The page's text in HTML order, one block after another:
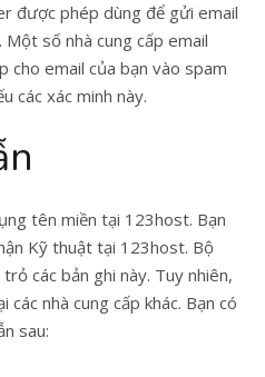
được phép dùng để gửi email
số nhà cung cấp email
cho email của bạn vào spam
các xác minh này.
tên miền tại 123host. Bạn
Kỹ thuật tại 123host. Bộ
các bản ghi này. Tuy nhiên,
nhà cung cấp khác. Bạn có
sau: